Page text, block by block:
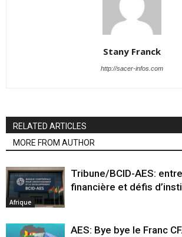
Stany Franck
http://sacer-infos.com
RELATED ARTICLES
MORE FROM AUTHOR
Afrique
Tribune/BCID-AES:
financière et défis
AES: Bye bye le Franc